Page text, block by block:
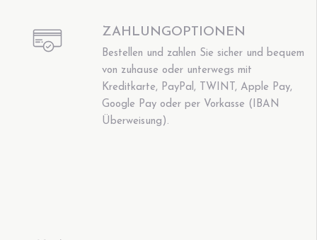
ZAHLUNGOPTIONEN
Bestellen und zahlen Sie sicher und bequem
von zuhause oder unterwegs mit
Kreditkarte, PayPal, TWINT, Apple Pay,
Google Pay oder per Vorkasse (IBAN
Überweisung).